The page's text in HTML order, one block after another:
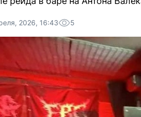
2026, 16:43 5